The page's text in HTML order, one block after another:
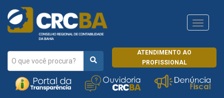
ATENDIMENTO AO
PROFISSIONAL
CRCRJ